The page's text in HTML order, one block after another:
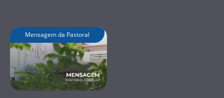
Mensagem da Pastoral